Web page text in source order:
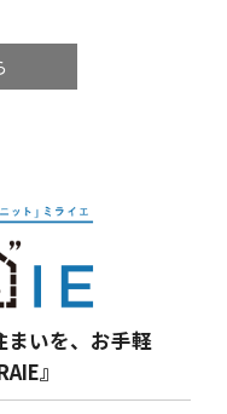
まいを、お手軽
』